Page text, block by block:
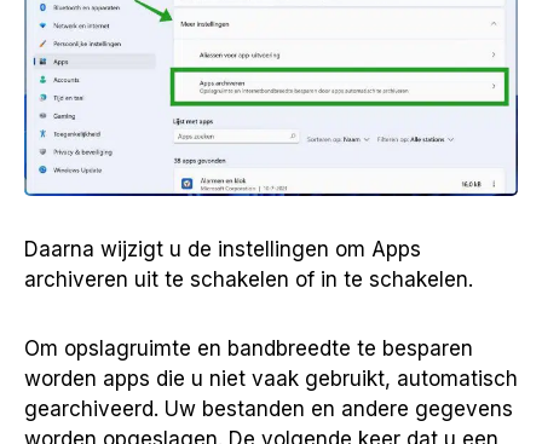
Daarna wijzigt u de instellingen om Apps
archiveren uit te schakelen of in te schakelen.
Om opslagruimte en bandbreedte te besparen
worden apps die u niet vaak gebruikt, automatisch
gearchiveerd. Uw bestanden en andere gegevens